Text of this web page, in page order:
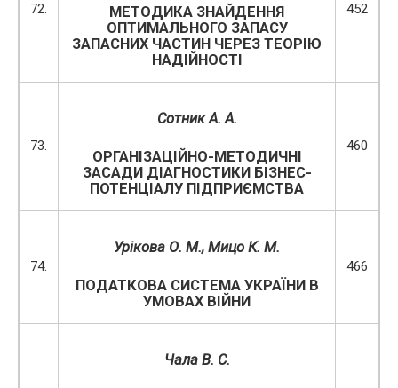
72.
МЕТОДИКА ЗНАЙДЕННЯ
ОПТИМАЛЬНОГО ЗАПАСУ
ЗАПАСНИХ ЧАСТИН ЧЕРЕЗ ТЕОРІЮ
НАДІЙНОСТІ
452
73.
Сотник А. А.
ОРГАНІЗАЦІЙНО-МЕТОДИЧНІ
ЗАСАДИ ДІАГНОСТИКИ БІЗНЕС-
ПОТЕНЦІАЛУ ПІДПРИЄМСТВА
460
74.
Урікова О. М., Мицо К. М.
ПОДАТКОВА СИСТЕМА УКРАЇНИ В
УМОВАХ ВІЙНИ
466
Чала В. С.